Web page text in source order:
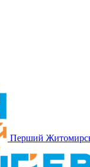
Перший